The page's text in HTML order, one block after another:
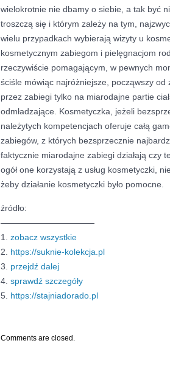
wielokrotnie nie dbamy o siebie, a tak być
troszczą się i którym zależy na tym,
wielu przypadkach wybierają wizyty u
kosmetycznym zabiegom i pielęgnacjom
rzeczywiście pomagającym, w pewnych
ściśle mówiąc najróżniejsze, począwszy od
przez zabiegi tylko na miarodajne partie
odmładzające. Kosmetyczka, jeżeli
należytych kompetencjach oferuje całą
zabiegów, z których bezsprzecznie
faktycznie miarodajne zabiegi działają czy
ogół one korzystają z usług kosmetyczki,
żeby działanie kosmetyczki było pomocne.
źródło:
———————————
1. zobacz wszystkie
2. https://suknie-kolekcja.pl
3. przejdź dalej
4. sprawdź szczegóły
5. https://stajniadorado.pl
Comments are closed.